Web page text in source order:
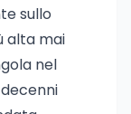
sullo
alta mai
nel